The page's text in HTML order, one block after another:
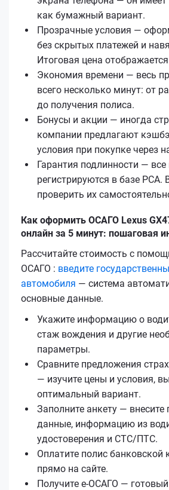
как бумажный вариант.
Прозрачные условия —
без скрытых платежей и
Итоговая цена отображается
Экономия времени — весь
всего несколько минут: от
до получения полиса.
Бонусы и акции — иногда
компании предлагают
условия при покупке через
Гарантия подлинности —
регистрируются в базе РСА.
проверить их
Как оформить ОСАГО Lexus
онлайн за 5 минут: пошаговая
Рассчитайте стоимость с
ОСАГО : введите
автомобиля — система
основные данные.
Укажите информацию о
стаж вождения и другие
параметры.
Сравните предложения
— изучите цены и условия,
оптимальный вариант.
Заполните анкету — внесите
данные, информацию из
удостоверения и СТС/ПТС.
Оплатите полис банковской
прямо на сайте.
Получите е‑ОСАГО —